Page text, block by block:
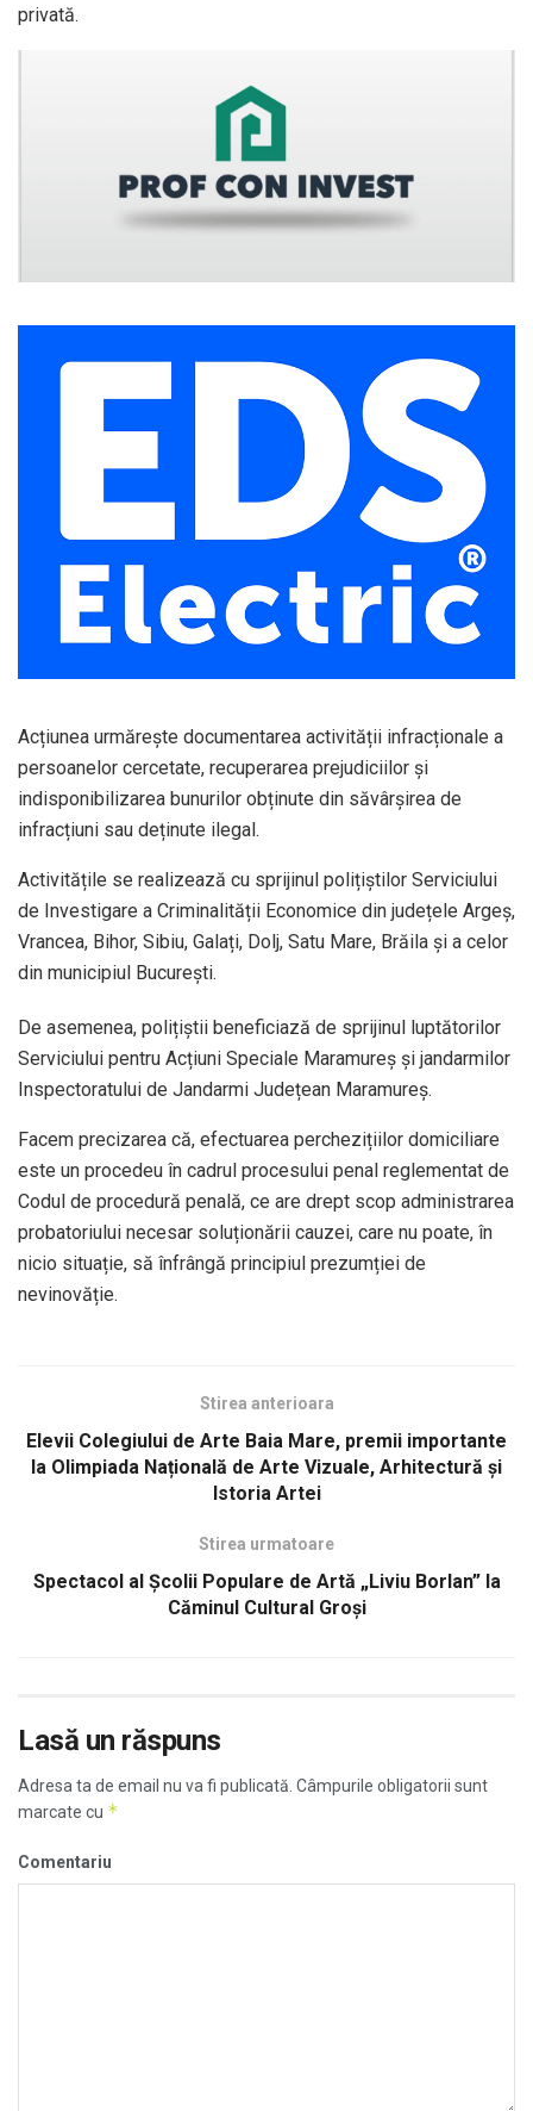
privată.
Acțiunea urmărește documentarea activității infracționale a
persoanelor cercetate, recuperarea prejudiciilor și
indisponibilizarea bunurilor obținute din săvârșirea de
infracțiuni sau deținute ilegal.
Activitățile se realizează cu sprijinul polițiștilor Serviciului
de Investigare a Criminalității Economice din județele Argeș,
Vrancea, Bihor, Sibiu, Galați, Dolj, Satu Mare, Brăila și a celor
din municipiul București.
De asemenea, polițiștii beneficiază de sprijinul luptătorilor
Serviciului pentru Acțiuni Speciale Maramureș și jandarmilor
Inspectoratului de Jandarmi Județean Maramureș.
Facem precizarea că, efectuarea perchezițiilor domiciliare
este un procedeu în cadrul procesului penal reglementat de
Codul de procedură penală, ce are drept scop administrarea
probatoriului necesar soluționării cauzei, care nu poate, în
nicio situație, să înfrângă principiul prezumției de
nevinovăție.
Stirea anterioara
Elevii Colegiului de Arte Baia Mare, premii importante
la Olimpiada Națională de Arte Vizuale, Arhitectură și
Istoria Artei
Stirea urmatoare
Spectacol al Școlii Populare de Artă „Liviu Borlan” la
Căminul Cultural Groși
Lasă un răspuns
Adresa ta de email nu va fi publicată. Câmpurile obligatorii sunt
marcate cu *
Comentariu